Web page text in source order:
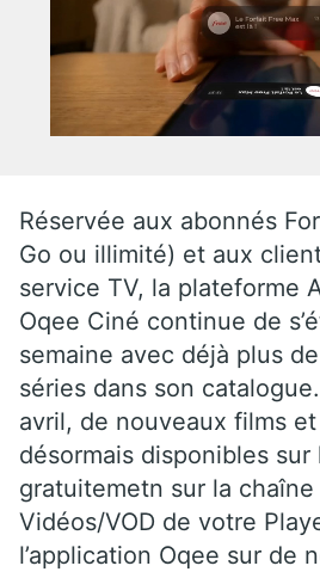
Réservée aux abonnés
Go ou illimité) et aux
service TV, la plateforme
Oqee Ciné continue de
semaine avec déjà plus
séries dans son
avril, de nouveaux films
désormais disponibles sur
gratuitemetn sur la chaîne
Vidéos/VOD de votre
l’application Oqee sur de